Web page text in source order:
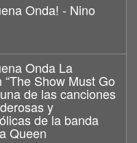
Onda! - Nino
Onda La
“The Show Must Go
de las canciones
y
de la banda
Queen